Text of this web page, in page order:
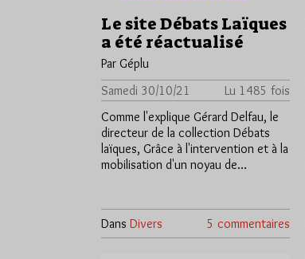
Le site Débats Laïques
a été réactualisé
Par Géplu
Samedi 30/10/21
Lu 1485 fois
Comme l'explique Gérard Delfau, le
directeur de la collection Débats
laïques, Grâce à l'intervention et à la
mobilisation d'un noyau de…
Dans Divers 5 commentaires